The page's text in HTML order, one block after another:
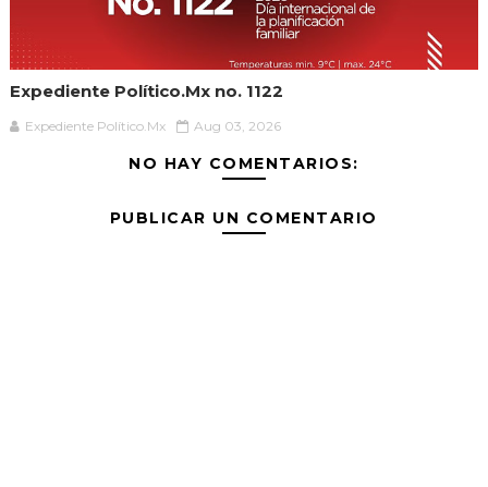
Expediente Político.Mx no. 1122
Expediente Político.Mx Aug 03, 2026
NO HAY COMENTARIOS:
PUBLICAR UN COMENTARIO